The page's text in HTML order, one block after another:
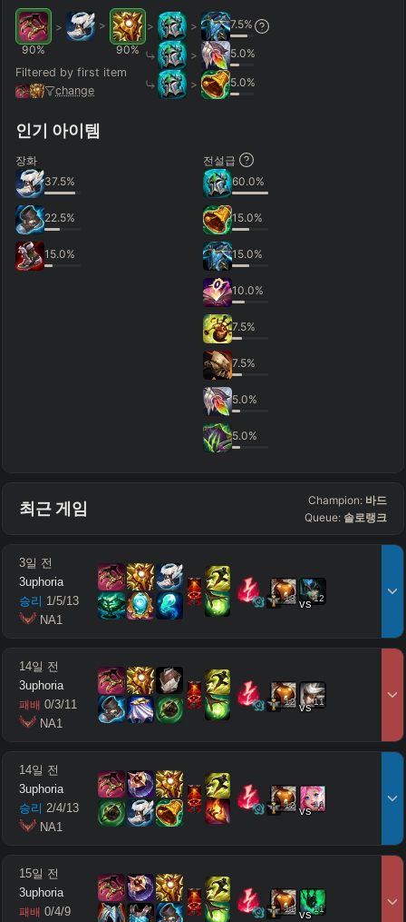
90%
>
>
90%
Filtered by first item
change
> > 7.5%
> 5.0%
> 5.0%
인기 아이템
장화
37.5%
22.5%
15.0%
전설급
60.0%
15.0%
15.0%
10.0%
7.5%
7.5%
5.0%
5.0%
최근 게임 Champion: 바드
Queue: 솔로랭크
3일 전
3uphoria
승리 1/5/13
NA1
13 vs12
14일 전
3uphoria
패배 0/3/11
NA1
12 vs11
14일 전
3uphoria
승리 2/4/13
NA1
12 vs11
15일 전
3uphoria
패배 0/4/9
11 vs11